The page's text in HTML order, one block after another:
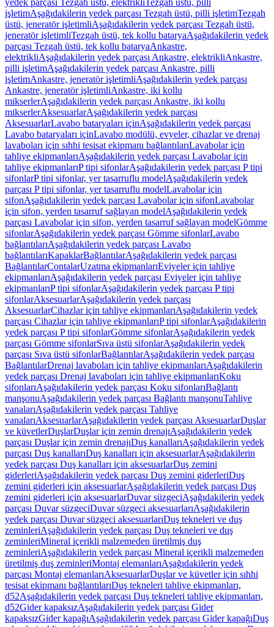
yedek parçası Tezgah üstü, elektrikli Tezgah üstü, pilli
işletimAşağıdakilerin yedek parçası Tezgah üstü, pilli işletimTezgah
üstü, jeneratör işletimliAşağıdakilerin yedek parçası Tezgah üstü,
jeneratör işletimliTezgah üstü, tek kollu bataryaAşağıdakilerin yedek
parçası Tezgah üstü, tek kollu bataryaAnkastre,
elektrikliAşağıdakilerin yedek parçası Ankastre, elektrikliAnkastre,
pilli işletimAşağıdakilerin yedek parçası Ankastre, pilli
işletimAnkastre, jeneratör işletimliAşağıdakilerin yedek parçası
Ankastre, jeneratör işletimliAnkastre, iki kollu
mikserlerAşağıdakilerin yedek parçası Ankastre, iki kollu
mikserlerAksesuarlarAşağıdakilerin yedek parçası
AksesuarlarLavabo bataryaları içinAşağıdakilerin yedek parçası
Lavabo bataryaları içinLavabo modülü, evyeler, cihazlar ve drenaj
lavaboları için sıhhi tesisat ekipmanı bağlantılarıLavabolar için
tahliye ekipmanlarıAşağıdakilerin yedek parçası Lavabolar için
tahliye ekipmanlarıP tipi sifonlarAşağıdakilerin yedek parçası P tipi
sifonlarP tipi sifonlar, yer tasarruflu modelAşağıdakilerin yedek
parçası P tipi sifonlar, yer tasarruflu modelLavabolar için
sifonAşağıdakilerin yedek parçası Lavabolar için sifonLavabolar
için sifon, yerden tasarruf sağlayan modelAşağıdakilerin yedek
parçası Lavabolar için sifon, yerden tasarruf sağlayan modelGömme
sifonlarAşağıdakilerin yedek parçası Gömme sifonlarLavabo
bağlantılarıAşağıdakilerin yedek parçası Lavabo
bağlantılarıKapaklarBağlantılarAşağıdakilerin yedek parçası
BağlantılarContalarUzatma ekipmanlarıEviyeler için tahliye
ekipmanlarıAşağıdakilerin yedek parçası Eviyeler için tahliye
ekipmanlarıP tipi sifonlarAşağıdakilerin yedek parçası P tipi
sifonlarAksesuarlarAşağıdakilerin yedek parçası
AksesuarlarCihazlar için tahliye ekipmanlarıAşağıdakilerin yedek
parçası Cihazlar için tahliye ekipmanlarıP tipi sifonlarAşağıdakilerin
yedek parçası P tipi sifonlarGömme sifonlarAşağıdakilerin yedek
parçası Gömme sifonlarSıva üstü sifonlarAşağıdakilerin yedek
parçası Sıva üstü sifonlarBağlantılarAşağıdakilerin yedek parçası
BağlantılarDrenaj lavaboları için tahliye ekipmanlarıAşağıdakilerin
yedek parçası Drenaj lavaboları için tahliye ekipmanlarıKoku
sifonlarıAşağıdakilerin yedek parçası Koku sifonlarıBağlantı
manşonuAşağıdakilerin yedek parçası Bağlantı manşonuTahliye
vanalarıAşağıdakilerin yedek parçası Tahliye
vanalarıAksesuarlarAşağıdakilerin yedek parçası AksesuarlarDuşlar
ve küvetlerDuşlarDuşlar için zemin drenajıAşağıdakilerin yedek
parçası Duşlar için zemin drenajıDuş kanallarıAşağıdakilerin yedek
parçası Duş kanallarıDuş kanalları için aksesuarlarAşağıdakilerin
yedek parçası Duş kanalları için aksesuarlarDuş zemini
giderleriAşağıdakilerin yedek parçası Duş zemini giderleriDuş
zemini giderleri için aksesuarlarAşağıdakilerin yedek parçası Duş
zemini giderleri için aksesuarlarDuvar süzgeciAşağıdakilerin yedek
parçası Duvar süzgeciDuvar süzgeci aksesuarlarıAşağıdakilerin
yedek parçası Duvar süzgeci aksesuarlarıDuş tekneleri ve duş
zeminleriAşağıdakilerin yedek parçası Duş tekneleri ve duş
zeminleriMineral içerikli malzemeden üretilmiş duş
zeminleriAşağıdakilerin yedek parçası Mineral içerikli malzemeden
üretilmiş duş zeminleriMontaj elemanlarıAşağıdakilerin yedek
parçası Montaj elemanlarıAksesuarlarDuşlar ve küvetler için sıhhi
tesisat ekipmanı bağlantılarıDuş tekneleri tahliye ekipmanları,
d52Aşağıdakilerin yedek parçası Duş tekneleri tahliye ekipmanları,
d52Gider kapaksızAşağıdakilerin yedek parçası Gider
kapaksızGider kapağıAşağıdakilerin yedek parçası Gider kapağıDuş